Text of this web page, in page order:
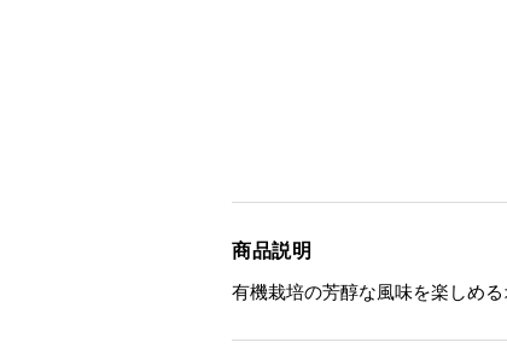
商品説明
有機栽培の芳醇な風味を楽しめ